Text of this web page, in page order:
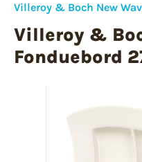
Villeroy & Boch New
Villeroy &
Fonduebord